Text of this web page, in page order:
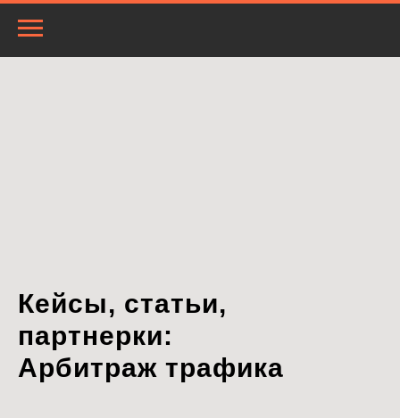
Кейсы, статьи,
партнерки:
Арбитраж трафика